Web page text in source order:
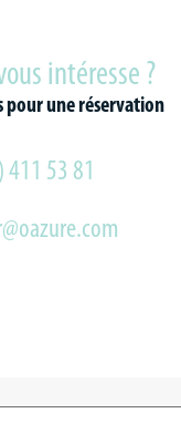
intéresse ?
pour une réservation
411 53 81